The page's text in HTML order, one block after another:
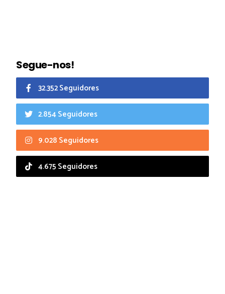
Segue-nos!
32.352 Seguidores
2.854 Seguidores
9.028 Seguidores
4.675 Seguidores